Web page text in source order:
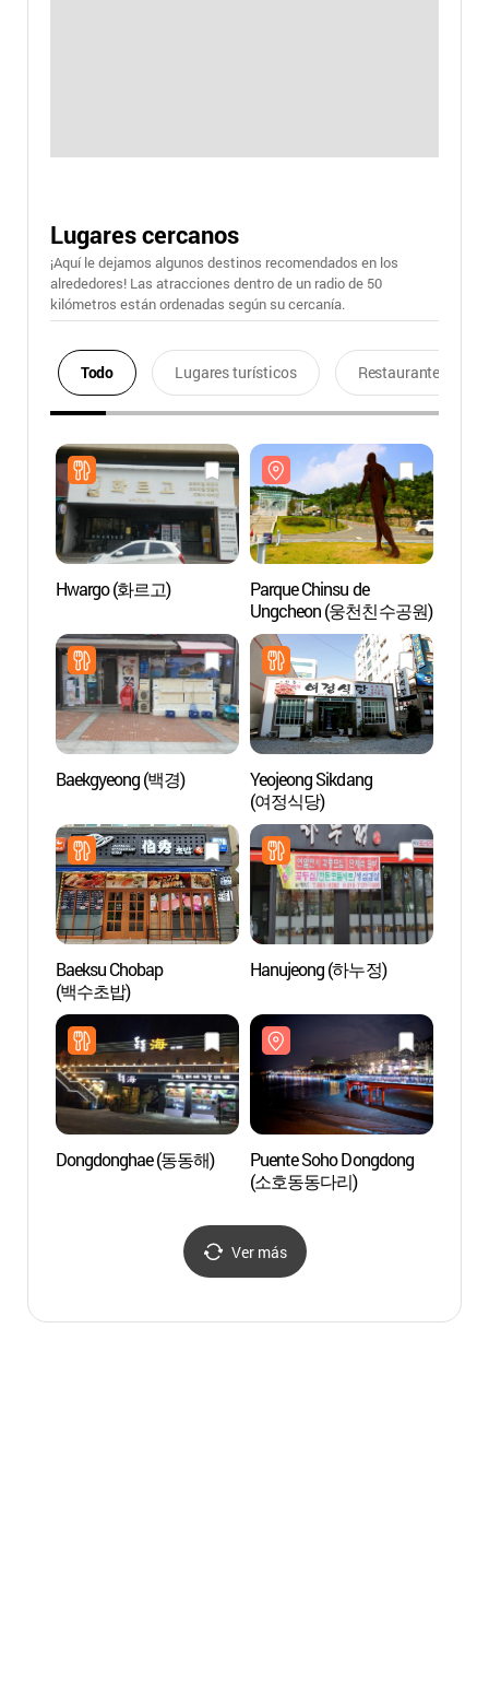
Lugares cercanos
¡Aquí le dejamos algunos destinos recomendados en los
alrededores! Las atracciones dentro de un radio de 50
kilómetros están ordenadas según su cercanía.
Todo Lugares turísticos Restaurantes
Hwargo (화르고)
Parque Chinsu de
Ungcheon (웅천친수공원)
Baekgyeong (백경)
Yeojeong Sikdang
(여정식당)
Baeksu Chobap
(백수초밥)
Hanujeong (하누정)
Dongdonghae (동동해)
Puente Soho Dongdong
(소호동동다리)
Ver más